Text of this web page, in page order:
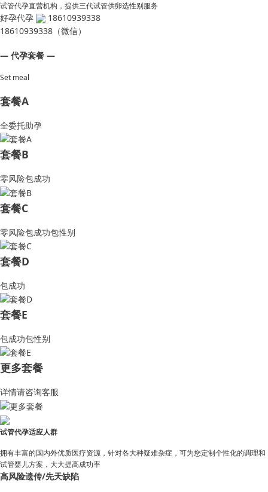
试管代孕直营机构，提供三代试管供卵选性别服务
好孕代孕
18610939338
18610939338（微信）
— 代孕套餐 —
Set meal
套餐A
全委托助孕
套餐B
零风险包成功
套餐C
零风险包成功包性别
套餐D
包成功
套餐E
包成功包性别
更多套餐
详情请咨询客服
试管代孕适应人群
拥有丰富的国内外优质医疗资源，针对各大种疑难杂症，可为您定制个性化的调理和
试管婴儿方案，大大提高成功率
高风险遗传/先天缺陷